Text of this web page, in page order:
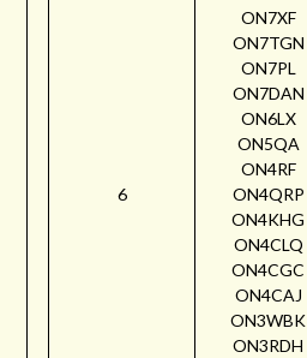
6
ON7XF
ON7TGN
ON7PL
ON7DAN
ON6LX
ON5QA
ON4RF
ON4QRP
ON4KHG
ON4CLQ
ON4CGC
ON4CAJ
ON3WBK
ON3RDH